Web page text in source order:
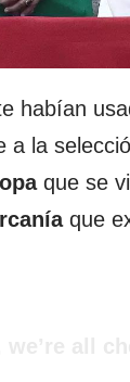
habían
a la
que se
que